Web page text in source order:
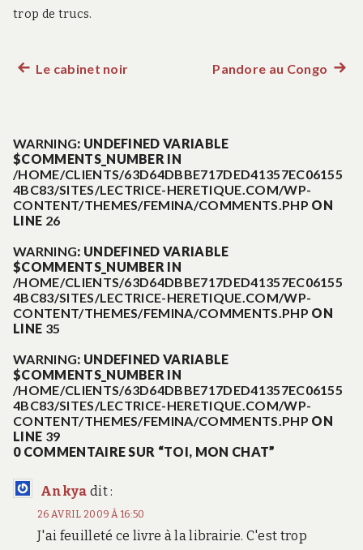
trop de trucs.
l’article
Article
Le cabinet noir Pandore au Congo
WARNING: UNDEFINED VARIABLE
$COMMENTS_NUMBER IN
/HOME/CLIENTS/63D64DBBE717DED41357EC06155
4BC83/SITES/LECTRICE-HERETIQUE.COM/WP-
CONTENT/THEMES/FEMINA/COMMENTS.PHP ON
LINE 26
WARNING: UNDEFINED VARIABLE
$COMMENTS_NUMBER IN
/HOME/CLIENTS/63D64DBBE717DED41357EC06155
4BC83/SITES/LECTRICE-HERETIQUE.COM/WP-
CONTENT/THEMES/FEMINA/COMMENTS.PHP ON
LINE 35
WARNING: UNDEFINED VARIABLE
$COMMENTS_NUMBER IN
/HOME/CLIENTS/63D64DBBE717DED41357EC06155
4BC83/SITES/LECTRICE-HERETIQUE.COM/WP-
CONTENT/THEMES/FEMINA/COMMENTS.PHP ON
LINE 39
0 COMMENTAIRE SUR “TOI, MON CHAT”
Ankya dit :
26 AVRIL 2009 À 16:50
J'ai feuilleté ce livre à la librairie. C'est trop